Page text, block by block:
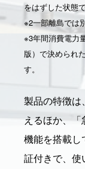
をはずした状態
※2一部離島では
※3年間消費電力
版）で決められ
す。
製品の特徴は
えるほか、
機能を搭載
証付きで、使